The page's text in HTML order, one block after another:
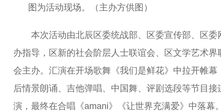
图为活动现场。（主办方供图）
本次活动由北辰区委统战部、区委宣传部、区委
办指导，区新的社会阶层人士联谊会、区文学艺术界
会主办。汇演在开场歌舞《我们是鲜花》中拉开帷幕
后情景朗诵、吉他弹唱、中国舞、评剧选段等节目接
演，最终在合唱《amani》《让世界充满爱》中落幕